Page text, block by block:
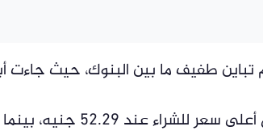
تباين طفيف ما بين البنوك، حيث جاءت